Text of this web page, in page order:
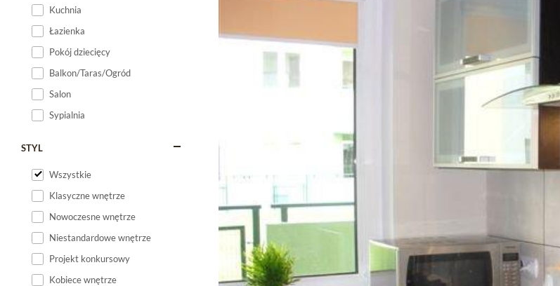
Kuchnia
Łazienka
Pokój dziecięcy
Balkon/Taras/Ogród
Salon
Sypialnia
STYL
Wszystkie
Klasyczne wnętrze
Nowoczesne wnętrze
Niestandardowe wnętrze
Projekt konkursowy
Kobiece wnętrze